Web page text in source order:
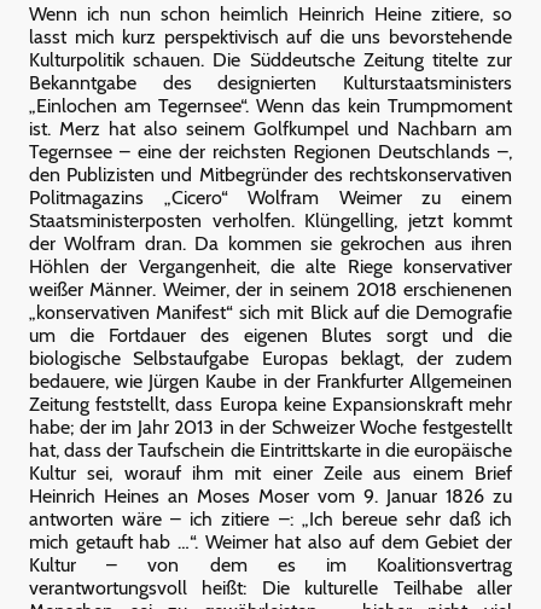
Wenn ich nun schon heimlich Heinrich Heine zitiere, so
lasst mich kurz perspektivisch auf die uns bevorstehende
Kulturpolitik schauen. Die Süddeutsche Zeitung titelte zur
Bekanntgabe des designierten Kulturstaatsministers
„Einlochen am Tegernsee“. Wenn das kein Trumpmoment
ist. Merz hat also seinem Golfkumpel und Nachbarn am
Tegernsee – eine der reichsten Regionen Deutschlands –,
den Publizisten und Mitbegründer des rechtskonservativen
Politmagazins „Cicero“ Wolfram Weimer zu einem
Staatsministerposten verholfen. Klüngelling, jetzt kommt
der Wolfram dran. Da kommen sie gekrochen aus ihren
Höhlen der Vergangenheit, die alte Riege konservativer
weißer Männer. Weimer, der in seinem 2018 erschienenen
„konservativen Manifest“ sich mit Blick auf die Demografie
um die Fortdauer des eigenen Blutes sorgt und die
biologische Selbstaufgabe Europas beklagt, der zudem
bedauere, wie Jürgen Kaube in der Frankfurter Allgemeinen
Zeitung feststellt, dass Europa keine Expansionskraft mehr
habe; der im Jahr 2013 in der Schweizer Woche festgestellt
hat, dass der Taufschein die Eintrittskarte in die europäische
Kultur sei, worauf ihm mit einer Zeile aus einem Brief
Heinrich Heines an Moses Moser vom 9. Januar 1826 zu
antworten wäre – ich zitiere –: „Ich bereue sehr daß ich
mich getauft hab …“. Weimer hat also auf dem Gebiet der
Kultur – von dem es im Koalitionsvertrag
verantwortungsvoll heißt: Die kulturelle Teilhabe aller